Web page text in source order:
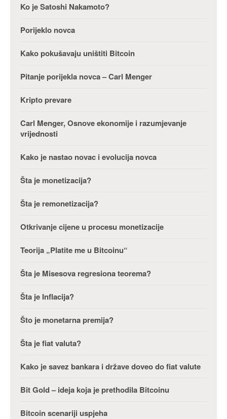
Ko je Satoshi Nakamoto?
Porijeklo novca
Kako pokušavaju uništiti Bitcoin
Pitanje porijekla novca – Carl Menger
Kripto prevare
Carl Menger, Osnove ekonomije i razumjevanje
vrijednosti
Kako je nastao novac i evolucija novca
Šta je monetizacija?
Šta je remonetizacija?
Otkrivanje cijene u procesu monetizacije
Teorija „Platite me u Bitcoinu“
Šta je Misesova regresiona teorema?
Šta je Inflacija?
Što je monetarna premija?
Šta je fiat valuta?
Kako je savez bankara i države doveo do fiat valute
Bit Gold – ideja koja je prethodila Bitcoinu
Bitcoin scenariji uspjeha